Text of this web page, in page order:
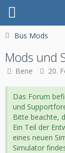
Bus Mods
Mods und
Bene 20.
Das Forum
und
Bitte beachte,
Ein Teil der
eines neuen
Simulator